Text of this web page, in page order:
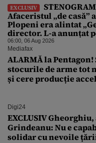
EXCLUSIV
Afaceristul „de casă”
Plopeni era alintat
director. L-a anunțat
uzinei că i-a adus
așa”
06:00, 06 Aug 2026
Mediafax
ALARMĂ la Pentagon!
stocurile de arme tot
și cere producție
Digi24
EXCLUSIV
Grindeanu: Nu e
solidar cu nevoile